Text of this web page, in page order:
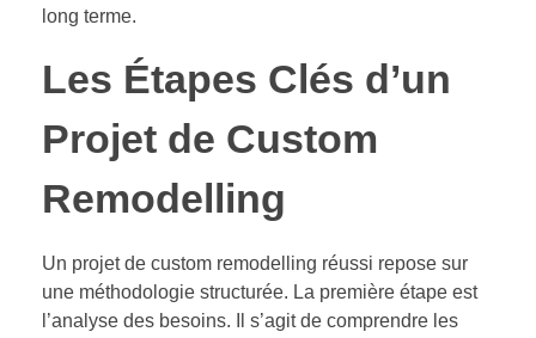
long terme.
Les Étapes Clés d’un
Projet de Custom
Remodelling
Un projet de custom remodelling réussi repose sur
une méthodologie structurée. La première étape est
l’analyse des besoins. Il s’agit de comprendre les